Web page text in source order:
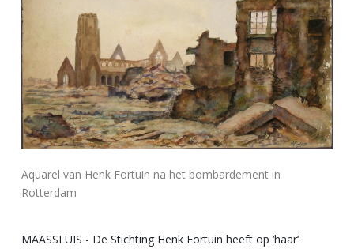
Aquarel van Henk Fortuin na het bombardement in
Rotterdam
MAASSLUIS - De Stichting Henk Fortuin heeft op ‘haar’